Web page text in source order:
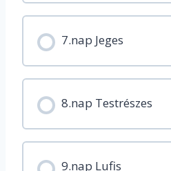
7.nap Jeges
8.nap Testrészes
9.nap Lufis